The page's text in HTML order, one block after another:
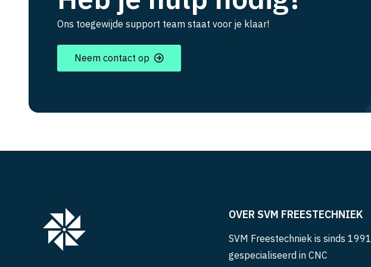
Ons toegewijde support team staat voor je klaar!
Neem contact op
OVER SVM FREESTECHNIEK
SVM Freestechniek is sinds 1991
gespecialiseerd in CNC